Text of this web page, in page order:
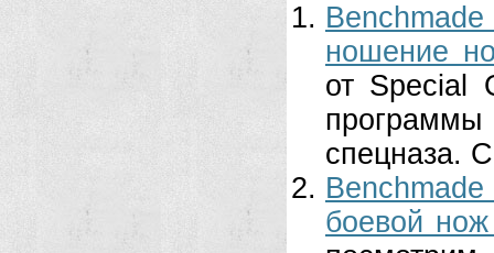
ношение
от Special
спецназа.
боевой